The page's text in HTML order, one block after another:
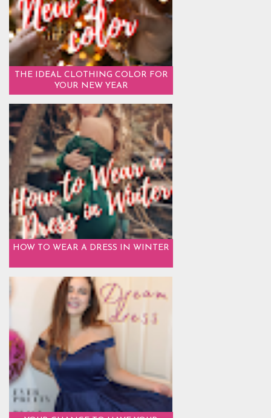
THE IDEAL CLOTHING COLOR FOR
YOUR NEW YEAR
HOW TO WEAR A DRESS IN WINTER